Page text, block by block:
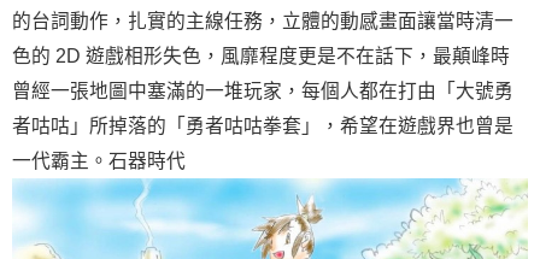
的台詞動作，扎實的主線任務，立體的動感畫面讓當時清一
色的 2D 遊戲相形失色，風靡程度更是不在話下，最顛峰時
曾經一張地圖中塞滿的一堆玩家，每個人都在打由「大號勇
者咕咕」所掉落的「勇者咕咕拳套」，希望在遊戲界也曾是
一代霸主。石器時代